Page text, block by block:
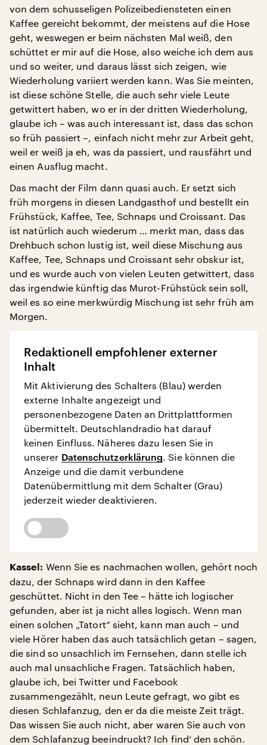
von dem schusseligen Polizeibediensteten einen
Kaffee gereicht bekommt, der meistens auf die Hose
geht, weswegen er beim nächsten Mal weiß, den
schüttet er mir auf die Hose, also weiche ich dem aus
und so weiter, und daraus lässt sich zeigen, wie
Wiederholung variiert werden kann. Was Sie meinten,
ist diese schöne Stelle, die auch sehr viele Leute
getwittert haben, wo er in der dritten Wiederholung,
glaube ich – was auch interessant ist, dass das schon
so früh passiert –, einfach nicht mehr zur Arbeit geht,
weil er weiß ja eh, was da passiert, und rausfährt und
einen Ausflug macht.
Das macht der Film dann quasi auch. Er setzt sich
früh morgens in diesen Landgasthof und bestellt ein
Frühstück, Kaffee, Tee, Schnaps und Croissant. Das
ist natürlich auch wiederum … merkt man, dass das
Drehbuch schon lustig ist, weil diese Mischung aus
Kaffee, Tee, Schnaps und Croissant sehr obskur ist,
und es wurde auch von vielen Leuten getwittert, dass
das irgendwie künftig das Murot-Frühstück sein soll,
weil es so eine merkwürdig Mischung ist sehr früh am
Morgen.
Redaktionell empfohlener externer
Inhalt
Mit Aktivierung des Schalters (Blau) werden
externe Inhalte angezeigt und
personenbezogene Daten an Drittplattformen
übermittelt. Deutschlandradio hat darauf
keinen Einfluss. Näheres dazu lesen Sie in
unserer Datenschutzerklärung. Sie können die
Anzeige und die damit verbundene
Datenübermittlung mit dem Schalter (Grau)
jederzeit wieder deaktivieren.
Kassel: Wenn Sie es nachmachen wollen, gehört noch
dazu, der Schnaps wird dann in den Kaffee
geschüttet. Nicht in den Tee – hätte ich logischer
gefunden, aber ist ja nicht alles logisch. Wenn man
einen solchen „Tatort“ sieht, kann man auch – und
viele Hörer haben das auch tatsächlich getan – sagen,
die sind so unsachlich im Fernsehen, dann stelle ich
auch mal unsachliche Fragen. Tatsächlich haben,
glaube ich, bei Twitter und Facebook
zusammengezählt, neun Leute gefragt, wo gibt es
diesen Schlafanzug, den er da die meiste Zeit trägt.
Das wissen Sie auch nicht, aber waren Sie auch von
dem Schlafanzug beeindruckt? Ich find‘ den schön.